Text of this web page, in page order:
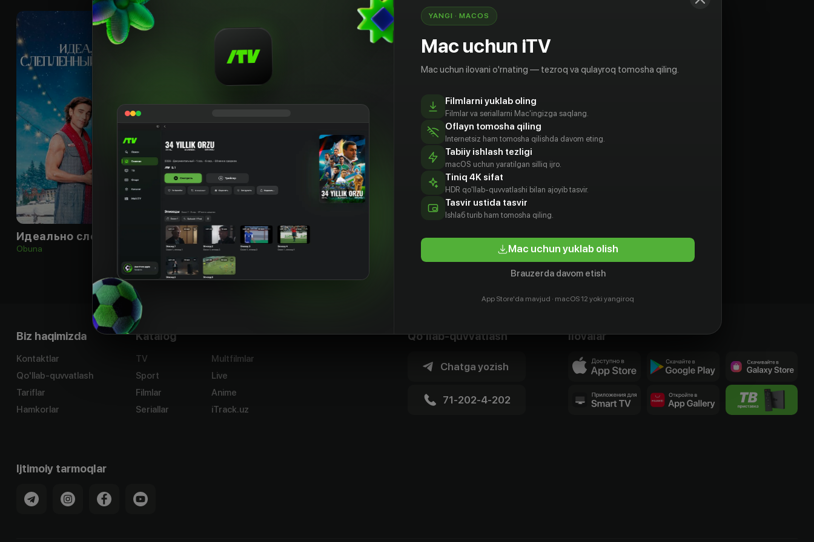
Obuna
Мальчик в девочке
Obuna
Biz haqimizda
Kontaktlar
Qo'llab-quvvatlash
Tariflar
Hamkorlar
Katalog
TV
Sport
Filmlar
Seriallar
Multfilmlar
Live
Anime
iTrack.uz
Qo'llab-quvvatlash
Chatga yozish
71-202-4-202
Ilovalar
Ijtimoiy tarmoqlar
YANGI · MACOS
Mac uchun iTV
Mac uchun ilovani o'rnating — tezroq va qulayroq tomosha qiling.
Filmlarni yuklab oling
Filmlar va seriallarni Mac'ingizga saqlang.
Oflayn tomosha qiling
Internetsiz ham tomosha qilishda davom eting.
Tabiiy ishlash tezligi
macOS uchun yaratilgan silliq ijro.
Tiniq 4K sifat
HDR qo'llab-quvvatlashi bilan ajoyib tasvir.
Tasvir ustida tasvir
Ishlаб turib ham tomosha qiling.
Mac uchun yuklab olish
Brauzerda davom etish
App Store'da mavjud · macOS 12 yoki yangiroq